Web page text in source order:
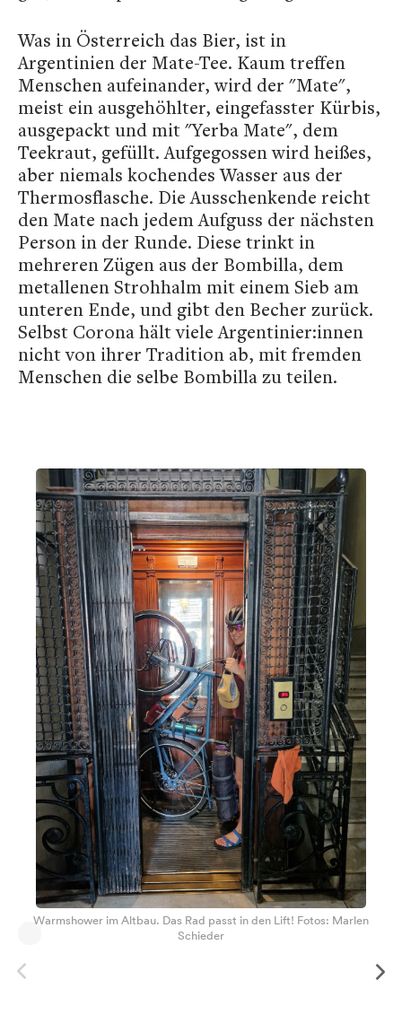
Was in Österreich das Bier, ist in
Argentinien der Mate-Tee. Kaum treffen
Menschen aufeinander, wird der "Mate",
meist ein ausgehöhlter, eingefasster Kürbis,
ausgepackt und mit "Yerba Mate", dem
Teekraut, gefüllt. Aufgegossen wird heißes,
aber niemals kochendes Wasser aus der
Thermosflasche. Die Ausschenkende reicht
den Mate nach jedem Aufguss der nächsten
Person in der Runde. Diese trinkt in
mehreren Zügen aus der Bombilla, dem
metallenen Strohhalm mit einem Sieb am
unteren Ende, und gibt den Becher zurück.
Selbst Corona hält viele Argentinier:innen
nicht von ihrer Tradition ab, mit fremden
Menschen die selbe Bombilla zu teilen.
Warmshower im Altbau. Das Rad passt in den Lift! Fotos: Marlen
Schieder